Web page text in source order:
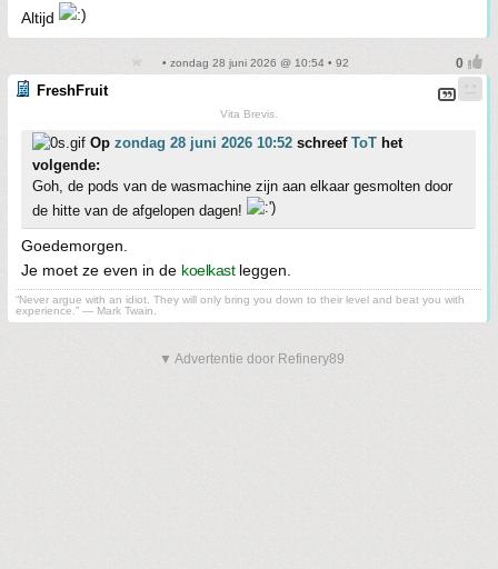
Altijd
• zondag 28 juni 2026 @ 10:54 • 92
FreshFruit
Vita Brevis.
Op zondag 28 juni 2026 10:52 schreef ToT het
volgende:
Goh, de pods van de wasmachine zijn aan elkaar gesmolten door
de hitte van de afgelopen dagen!
Goedemorgen.
Je moet ze even in de koelkastleggen.
“Never argue with an idiot. They will only bring you down to their level and beat you with
experience.” ― Mark Twain.
▼ Advertentie door Refinery89